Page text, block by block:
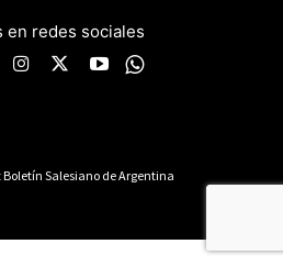
en redes sociales
Boletín Salesiano de Argentina